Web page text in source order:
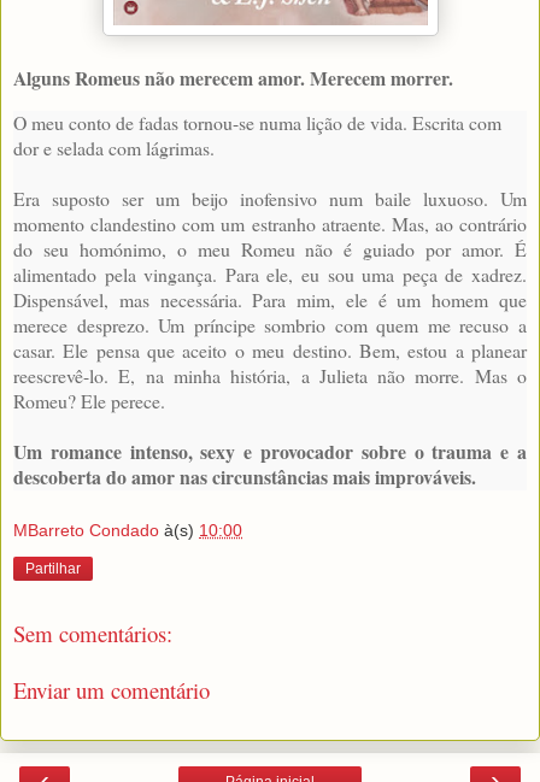
Alguns Romeus não merecem amor. Merecem morrer.
O meu conto de fadas tornou-se numa lição de vida. Escrita com
dor e selada com lágrimas.
Era suposto ser um beijo inofensivo num baile luxuoso. Um
momento clandestino com um estranho atraente. Mas, ao contrário
do seu homónimo, o meu Romeu não é guiado por amor. É
alimentado pela vingança. Para ele, eu sou uma peça de xadrez.
Dispensável, mas necessária. Para mim, ele é um homem que
merece desprezo. Um príncipe sombrio com quem me recuso a
casar. Ele pensa que aceito o meu destino. Bem, estou a planear
reescrevê-lo. E, na minha história, a Julieta não morre. Mas o
Romeu? Ele perece.
Um romance intenso, sexy e provocador sobre o trauma e a
descoberta do amor nas circunstâncias mais improváveis.
MBarreto Condado à(s) 10:00
Partilhar
Sem comentários:
Enviar um comentário